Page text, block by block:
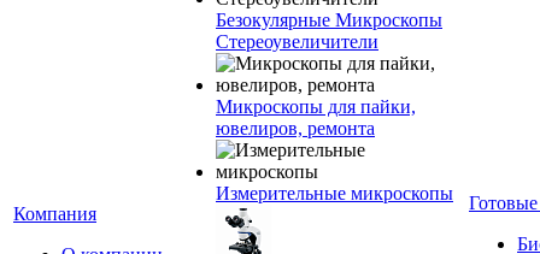
Компания
Безокулярные Микроскопы
Стереоувеличители
Микроскопы для пайки,
ювелиров, ремонта
Измерительные микроскопы